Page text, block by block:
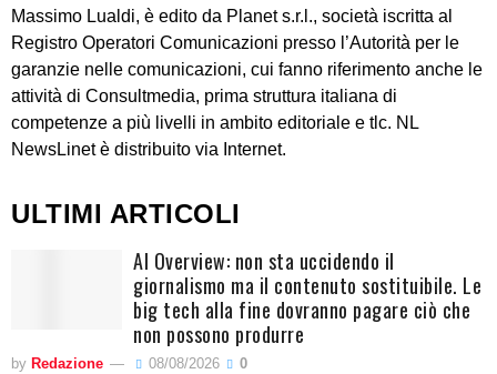
Massimo Lualdi, è edito da Planet s.r.l., società iscritta al
Registro Operatori Comunicazioni presso l’Autorità per le
garanzie nelle comunicazioni, cui fanno riferimento anche le
attività di Consultmedia, prima struttura italiana di
competenze a più livelli in ambito editoriale e tlc. NL
NewsLinet è distribuito via Internet.
ULTIMI ARTICOLI
AI Overview: non sta uccidendo il
giornalismo ma il contenuto sostituibile. Le
big tech alla fine dovranno pagare ciò che
non possono produrre
by Redazione 08/08/2026 0